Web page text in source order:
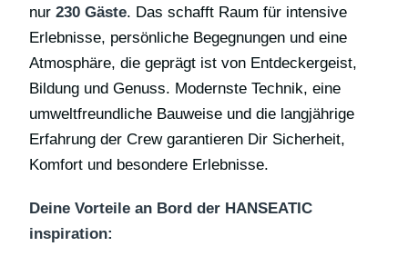
nur230 Gäste. Das schafft Raum für intensive
Erlebnisse, persönliche Begegnungen und eine
Atmosphäre, die geprägt ist von Entdeckergeist,
Bildung und Genuss. Modernste Technik, eine
umweltfreundliche Bauweise und die langjährige
Erfahrung der Crew garantieren Dir Sicherheit,
Komfort und besondere Erlebnisse.
Deine Vorteile an Bord der HANSEATIC
inspiration: